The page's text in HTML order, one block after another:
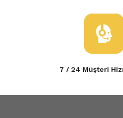
7 / 24 Müşteri